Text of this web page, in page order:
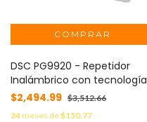
DSC PG9920 - Repetidor
Inalámbrico con tecnología
Power G compatible con
NEO. PRO, Qolsys e IoTega
$2,494.99 $3,512.66
24meses de$150.77